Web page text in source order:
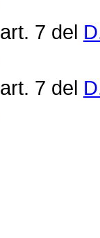
7 del
7 del